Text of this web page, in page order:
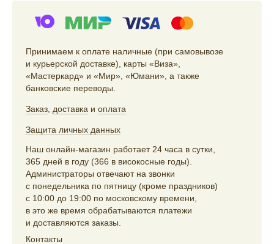
Принимаем к оплате наличные (при самовывозе
и курьерской доставке), карты «Виза»,
«Мастеркард» и «Мир», «Юмани», а также
банковские переводы.
Заказ, доставка и оплата
Защита личных данных
Наш онлайн-магазин работает 24 часа в сутки,
365 дней в году (366 в високосные годы).
Администраторы отвечают на звонки
с понедельника по пятницу (кроме праздников)
с 10:00 до 19:00 по московскому времени,
в это же время обрабатываются платежи
и доставляются заказы.
Контакты